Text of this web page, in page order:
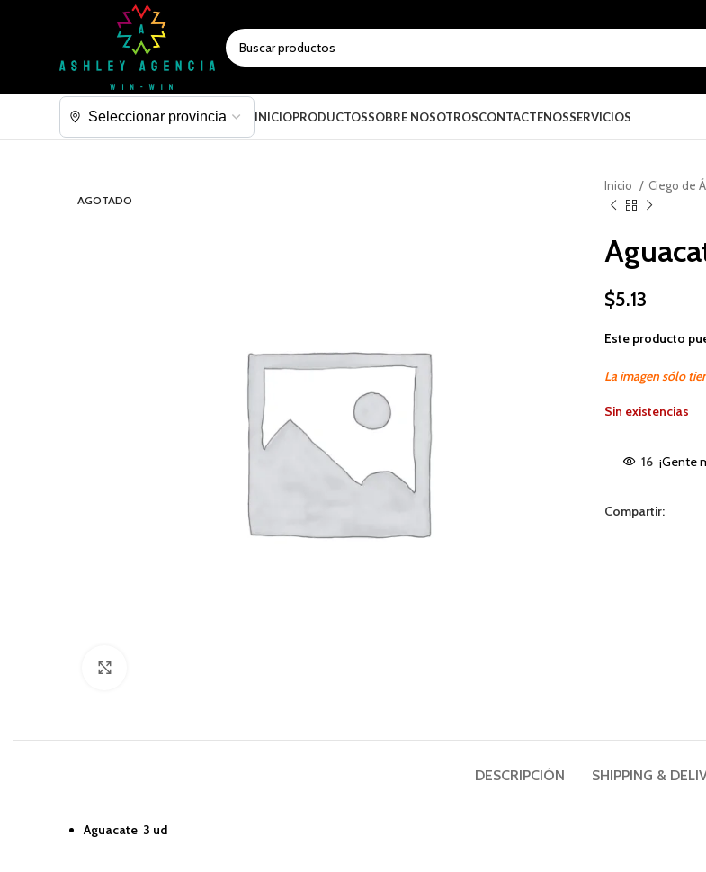
INICIOPRODUCTOSSOBRE NOSOTROSCONTACTENOSSERVICIOS
AGOTADO
Inicio Ciego de
$5.13
Este producto
La imagen sólo
Sin existencias
16 ¡Gente
Compartir:
DESCRIPCIÓN SHIPPING &
Aguacate 3 ud